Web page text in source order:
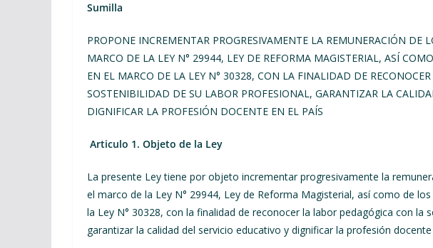
Sumilla
PROPONE INCREMENTAR PROGRESIVAMENTE LA REMUNERACIÓN DE
MARCO DE LA LEY N° 29944, LEY DE REFORMA MAGISTERIAL, ASÍ
EN EL MARCO DE LA LEY N° 30328, CON LA FINALIDAD DE
SOSTENIBILIDAD DE SU LABOR PROFESIONAL, GARANTIZAR LA
DIGNIFICAR LA PROFESIÓN DOCENTE EN EL PAÍS
Articulo 1. Objeto de la Ley
La presente Ley tiene por objeto incrementar progresivamente la
el marco de la Ley N° 29944, Ley de Reforma Magisterial, así como de
la Ley N° 30328, con la finalidad de reconocer la labor pedagógica con la
garantizar la calidad del servicio educativo y dignificar la profesión docente